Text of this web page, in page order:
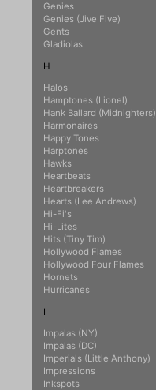
Genies
Genies (Jive Five)
Gents
Gladiolas
H
Halos
Hamptones (Lionel)
Hank Ballard (Midnighters)
Harmonaires
Happy Tones
Harptones
Hawks
Heartbeats
Heartbreakers
Hearts (Lee Andrews)
Hi-Fi's
Hi-Lites
Hits (Tiny Tim)
Hollywood Flames
Hollywood Four Flames
Hornets
Hurricanes
I
Impalas (NY)
Impalas (DC)
Imperials (Little Anthony)
Impressions
Inkspots